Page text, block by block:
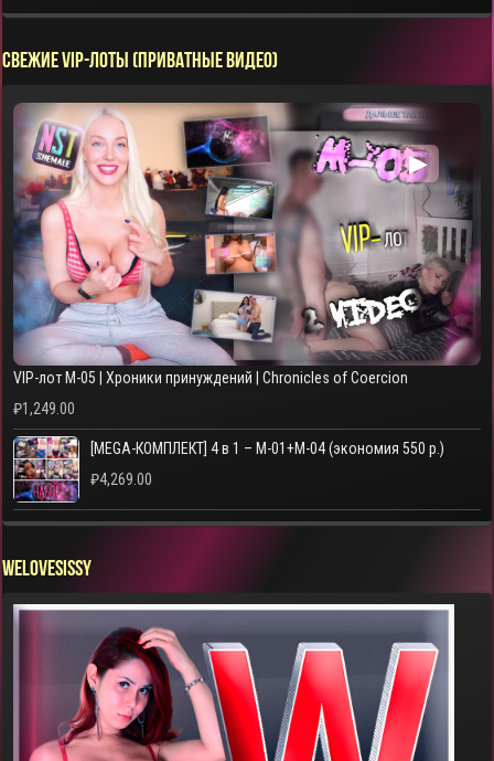
СВЕЖИЕ VIP-ЛОТЫ (ПРИВАТНЫЕ ВИДЕО)
▶
VIP-лот M-05 | Хроники принуждений | Chronicles of Coercion
₽1,249.00
[MEGA-КОМПЛЕКТ] 4 в 1 – M-01+M-04 (экономия 550 р.)
₽4,269.00
WELOVESISSY